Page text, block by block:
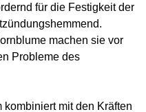
für die Festigkeit der
machen sie vor
Probleme des
kombiniert mit den Kräften